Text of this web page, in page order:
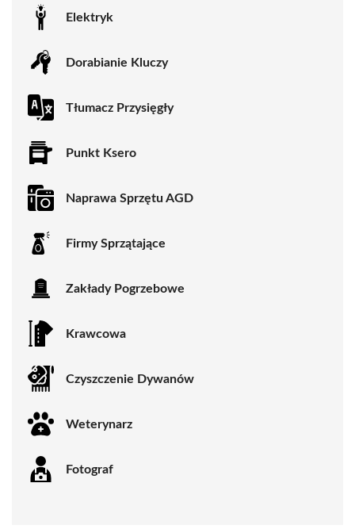
Elektryk
Dorabianie Kluczy
Tłumacz Przysięgły
Punkt Ksero
Naprawa Sprzętu AGD
Firmy Sprzątające
Zakłady Pogrzebowe
Krawcowa
Czyszczenie Dywanów
Weterynarz
Fotograf